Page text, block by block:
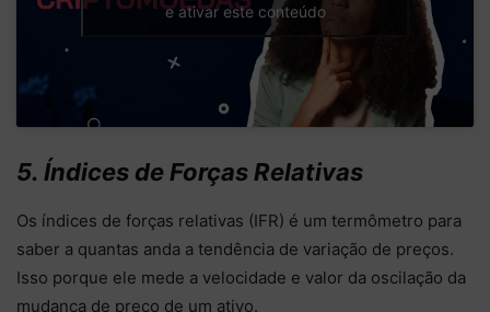
e ativar este conteúdo
5. Índices de Forças Relativas
Os índices de forças relativas (IFR) é um termômetro para
saber a quantas anda a tendência de variação de preços.
Isso porque ele mede a velocidade e valor da oscilação da
mudança de preço de um ativo.